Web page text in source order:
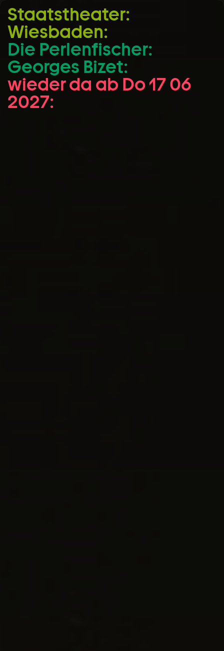
Zum Hauptinhalt springen
Zum Footer springen
Staatstheater:
Wiesbaden:
Die Perlen­fischer:
Georges Bizet:
wieder da ab Do 17 06
2027: